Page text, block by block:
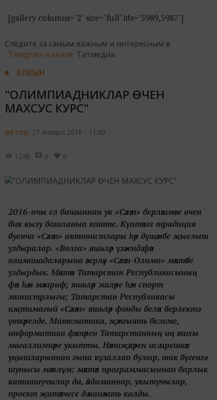
[gallery columns="2" size="full" ids="5989,5987"]
Следите за самым важным и интересным в
Telegram-канале Татмедиа
ЯЛКЫН
"ОЛИМПИАДНИКЛАР ӨЧЕН
МАХСУС КУРС"
автор, 27 января 2016 - 11:00
1248 0 0
2016-нчы ел башыннан ук «Сәләт» берләшмәсе өчен
бик кызу башланып китте. Күптәнге традиция
буенча «Сәләт» активистлары һәр дүшәмбе җыелыш
уздыралар. «Волга» яшьләр үзәгендә фән
олимпиадаларына әзерләү «Сәләт-Олимп» мәктәбе
уздырдык. Мәктәп Татарстан Республикасының
фән һәм мәгариф; яшьләр эшләре һәм спорт
министрлыгы; Татарстан Республикасы
иҗтимагый «Сәләт» яшьләр фонды белән берлектә
үткәрелде. Математика, җәмгыять белеме,
информатика фәннәрен Татарстанның иң яшхы
мөгаллимнәре укытты. Нәтиҗәләрен исә ирешкән
уңышларыннан гына күзаллап булыр, тик бүгенгә
шунысы мәгълүм: мәктәп программасыннан барлык
катнашучылар да, әйдаманнар, укытучылар,
проект җитәкчесе дә канәгать калды.